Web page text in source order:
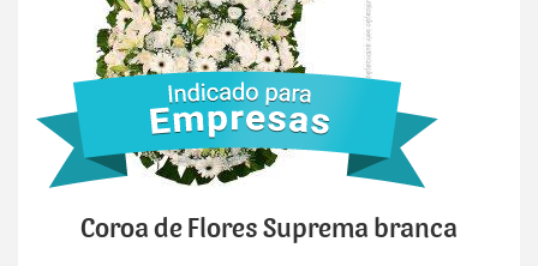
Coroa de Flores Suprema branca